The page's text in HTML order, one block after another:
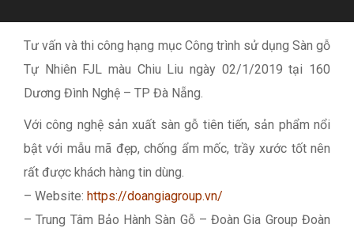
Tư vấn và thi công hạng mục Công trình sử dụng Sàn gỗ
Tự Nhiên FJL màu Chiu Liu ngày 02/1/2019 tại 160
Dương Đình Nghệ – TP Đà Nẵng.
Với công nghệ sản xuất sàn gỗ tiên tiến, sản phẩm nổi
bật với mẫu mã đẹp, chống ẩm mốc, trầy xước tốt nên
rất được khách hàng tin dùng.
– Website: https://doangiagroup.vn/
– Trung Tâm Bảo Hành Sàn Gỗ – Đoàn Gia Group Đoàn